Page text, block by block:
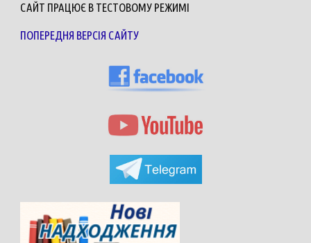
САЙТ ПРАЦЮЄ В ТЕСТОВОМУ РЕЖИМІ
ПОПЕРЕДНЯ ВЕРСІЯ САЙТУ